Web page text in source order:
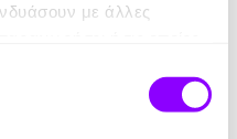
με άλλες